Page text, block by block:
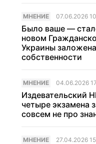
МНЕНИЕ 07.06.2026
Было ваше —
новом
Украины
собственности
МНЕНИЕ 04.06.2026
Издевательский
четыре экзамена
совсем не про
МНЕНИЕ 27.04.2026